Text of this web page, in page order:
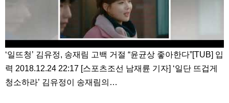
‘일뜨청’ 김유정, 송재림 고백 거절 “윤균상 좋아한다”[TUB] 입
력 2018.12.24 22:17 [스포츠조선 남재륜 기자] ‘일단 뜨겁게
청소하라’ 김유정이 송재림의…